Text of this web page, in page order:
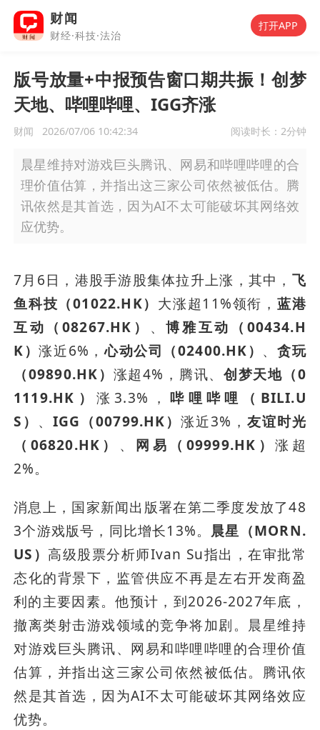
财闻
财经·科技·法治
打开APP
版号放量+中报预告窗口期共振！创梦
天地、哔哩哔哩、IGG齐涨
财闻 2026/07/06 10:42:34 阅读时长： 2分钟
晨星维持对游戏巨头腾讯、网易和哔哩哔哩的合
理价值估算，并指出这三家公司依然被低估。腾
讯依然是其首选，因为AI不太可能破坏其网络效
应优势。
7月6日，港股手游股集体拉升上涨，其中， 飞
鱼科技（01022.HK） 大涨超11%领衔， 蓝港
互动（08267.HK） 、博雅互动（00434.H
K）涨近6%，心动公司（02400.HK） 、贪玩
（09890.HK） 涨超4%，腾讯、创梦天地（0
1119.HK） 涨3.3%，哔哩哔哩（BILI.U
S） 、 IGG（00799.HK）涨近3%， 友谊时光
（06820.HK） 、 网易（09999.HK）涨超
2%。
消息上，国家新闻出版署在第二季度发放了48
3个游戏版号，同比增长13%。 晨星（MORN.
US）高级股票分析师Ivan Su指出，在审批常
态化的背景下，监管供应不再是左右开发商盈
利的主要因素。他预计，到2026-2027年底，
撤离类射击游戏领域的竞争将加剧。晨星维持
对游戏巨头腾讯、网易和哔哩哔哩的合理价值
估算，并指出这三家公司依然被低估。腾讯依
然是其首选，因为AI不太可能破坏其网络效应
优势。